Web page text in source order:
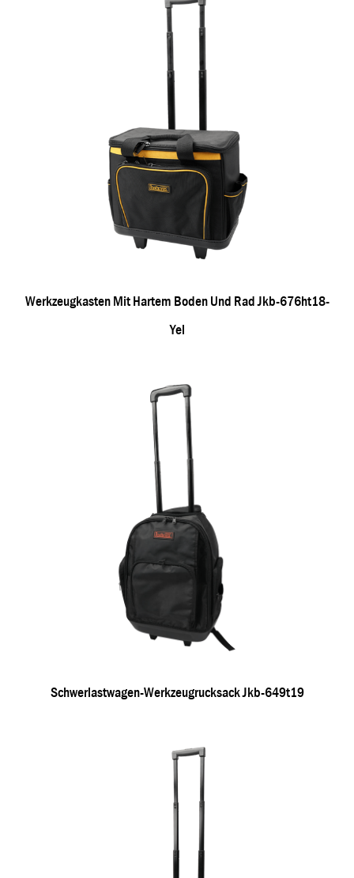
Werkzeugkasten Mit Hartem Boden Und Rad Jkb-676ht18-
Yel
Schwerlastwagen-Werkzeugrucksack Jkb-649t19